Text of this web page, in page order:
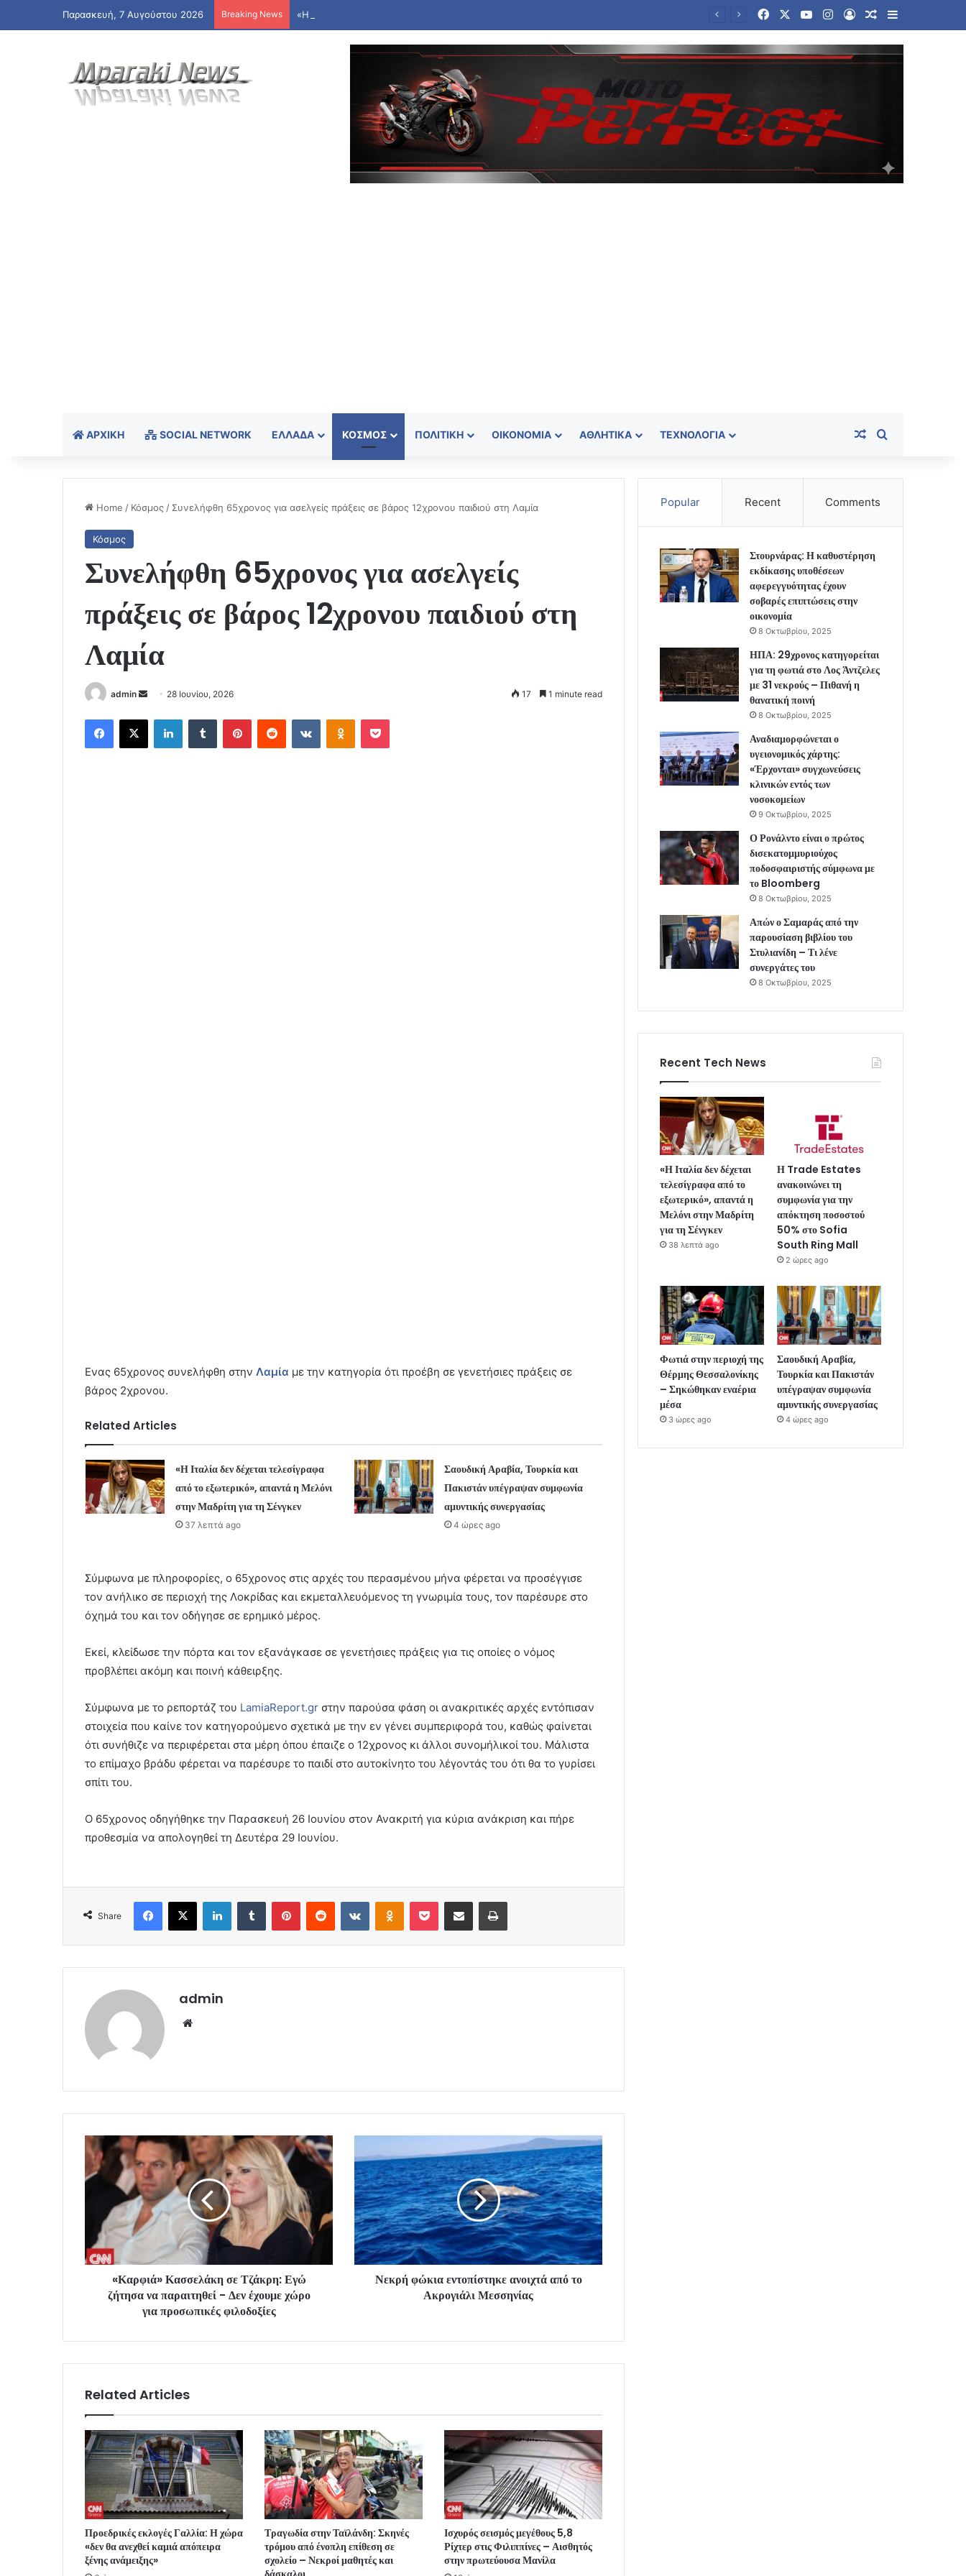
Παρασκευή, 7 Αυγούστου 2026 Breaking News FacebookYouTubeInstagram
Log InRandom Article
Sidebar
ΑΡΧΙΚΉ SOCIAL NETWORK ΕΛΛΆΔΑ ΚΌΣΜΟΣ ΠΟΛΙΤΙΚΉ ΟΙΚΟΝΟΜΊΑ ΑΘΛΗΤΙΚΆ ΤΕΧΝΟΛΟΓΊΑ Random Article
Home / Κόσμος / Συνελήφθη 65χρονος για ασελγείς πράξεις σε βάρος 12χρονου παιδιού στη Λαμία
Κόσμος
Συνελήφθη 65χρονος για ασελγείς
πράξεις σε βάρος 12χρονου παιδιού στη
Λαμία
admin
Send
email
28 Ιουνίου, 2026 17 1 minute read
Facebook
X LinkedInTumblr PinterestReddit VKontakteOdnoklassniki
Pocket
Ενας 65χρονος συνελήφθη στην Λαμία με την κατηγορία ότι προέβη σε γενετήσιες πράξεις σε
βάρος 2χρονου.
Related Articles
«Η Ιταλία δεν δέχεται τελεσίγραφα
από το εξωτερικό», απαντά η Μελόνι
στην Μαδρίτη για τη Σένγκεν
37 λεπτά ago
Σαουδική Αραβία, Τουρκία και
Πακιστάν υπέγραψαν συμφωνία
αμυντικής συνεργασίας
4 ώρες ago
Σύμφωνα με πληροφορίες, ο 65χρονος στις αρχές του περασμένου μήνα φέρεται να προσέγγισε
τον ανήλικο σε περιοχή της Λοκρίδας και εκμεταλλευόμενος τη γνωριμία τους, τον παρέσυρε στο
όχημά του και τον οδήγησε σε ερημικό μέρος.
Εκεί, κλείδωσε την πόρτα και τον εξανάγκασε σε γενετήσιες πράξεις για τις οποίες ο νόμος
προβλέπει ακόμη και ποινή κάθειρξης.
Σύμφωνα με το ρεπορτάζ του LamiaReport.gr στην παρούσα φάση οι ανακριτικές αρχές εντόπισαν
στοιχεία που καίνε τον κατηγορούμενο σχετικά με την εν γένει συμπεριφορά του, καθώς φαίνεται
ότι συνήθιζε να περιφέρεται στα μέρη όπου έπαιζε ο 12χρονος κι άλλοι συνομήλικοί του. Μάλιστα
το επίμαχο βράδυ φέρεται να παρέσυρε το παιδί στο αυτοκίνητο του λέγοντάς του ότι θα το γυρίσει
σπίτι του.
Ο 65χρονος οδηγήθηκε την Παρασκευή 26 Ιουνίου στον Ανακριτή για κύρια ανάκριση και πήρε
προθεσμία να απολογηθεί τη Δευτέρα 29 Ιουνίου.
Share
Facebook
X LinkedInTumblr PinterestReddit VKontakteOdnoklassniki
Pocket Share via Email Print
admin
«Καρφιά» Κασσελάκη σε Τζάκρη: Εγώ
ζήτησα να παραιτηθεί - Δεν έχουμε χώρο
για προσωπικές φιλοδοξίες
Νεκρή φώκια εντοπίστηκε ανοιχτά από το
Ακρογιάλι Μεσσηνίας
Related Articles
Προεδρικές εκλογές Γαλλία: Η χώρα
«δεν θα ανεχθεί καμιά απόπειρα
ξένης ανάμειξης»
Τραγωδία στην Ταϊλάνδη: Σκηνές
τρόμου από ένοπλη επίθεση σε
σχολείο – Νεκροί μαθητές και
Ισχυρός σεισμός μεγέθους 5,8
Ρίχτερ στις Φιλιππίνες – Αισθητός
στην πρωτεύουσα Μανίλα
Popular Recent Comments
Στουρνάρας: Η καθυστέρηση
εκδίκασης υποθέσεων
αφερεγγυότητας έχουν
σοβαρές επιπτώσεις στην
οικονομία
8 Οκτωβρίου, 2025
ΗΠΑ: 29χρονος κατηγορείται
για τη φωτιά στο Λος Άντζελες
με 31 νεκρούς – Πιθανή η
θανατική ποινή
8 Οκτωβρίου, 2025
Αναδιαμορφώνεται ο
υγειονομικός χάρτης:
«Έρχονται» συγχωνεύσεις
κλινικών εντός των
νοσοκομείων
9 Οκτωβρίου, 2025
Ο Ρονάλντο είναι ο πρώτος
δισεκατομμυριούχος
ποδοσφαιριστής σύμφωνα με
το Bloomberg
8 Οκτωβρίου, 2025
Απών ο Σαμαράς από την
παρουσίαση βιβλίου του
Στυλιανίδη – Τι λένε
συνεργάτες του
8 Οκτωβρίου, 2025
Recent Tech News
«Η Ιταλία δεν δέχεται
τελεσίγραφα από το
εξωτερικό», απαντά η
Μελόνι στην Μαδρίτη
για τη Σένγκεν
38 λεπτά ago
Η Trade Estates
ανακοινώνει τη
συμφωνία για την
απόκτηση ποσοστού
50% στο Sofia
South Ring Mall
2 ώρες ago
Φωτιά στην περιοχή της
Θέρμης Θεσσαλονίκης
– Σηκώθηκαν εναέρια
μέσα
3 ώρες ago
Σαουδική Αραβία,
Τουρκία και Πακιστάν
υπέγραψαν συμφωνία
αμυντικής συνεργασίας
4 ώρες ago